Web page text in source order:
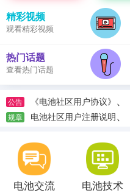
精彩视频
观看精彩视频
热门话题
查看热门话题
公告 《电池社区用户协议》 、
规章 电池社区用户注册说明、
电池交流 电池技术